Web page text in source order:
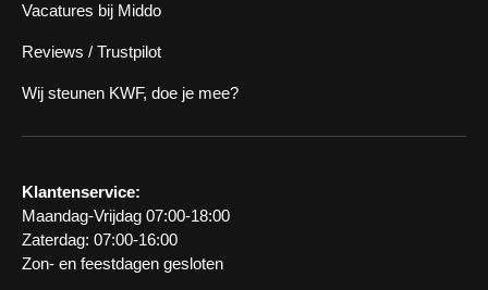
Vacatures bij Middo
Reviews / Trustpilot
Wij steunen KWF, doe je mee?
Klantenservice:
Maandag-Vrijdag 07:00-18:00
Zaterdag: 07:00-16:00
Zon- en feestdagen gesloten